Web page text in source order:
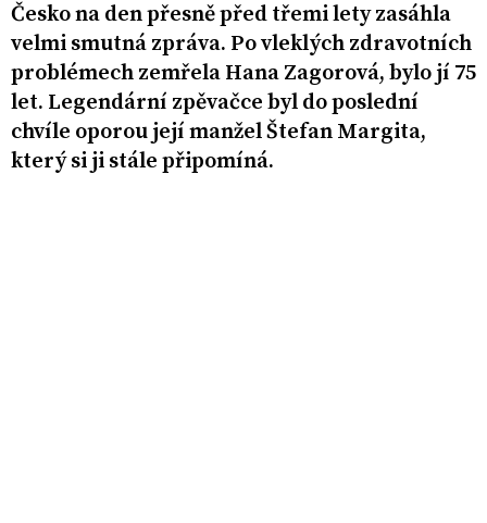
Česko na den přesně před třemi lety zasáhla
velmi smutná zpráva. Po vleklých zdravotních
problémech zemřela Hana Zagorová, bylo jí 75
let. Legendární zpěvačce byl do poslední
chvíle oporou její manžel Štefan Margita,
který si ji stále připomíná.